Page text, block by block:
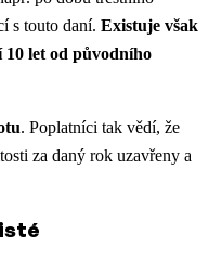
s touto daní. Existuje však
10 let od původního
. Poplatníci tak vědí, že
za daný rok uzavřeny a